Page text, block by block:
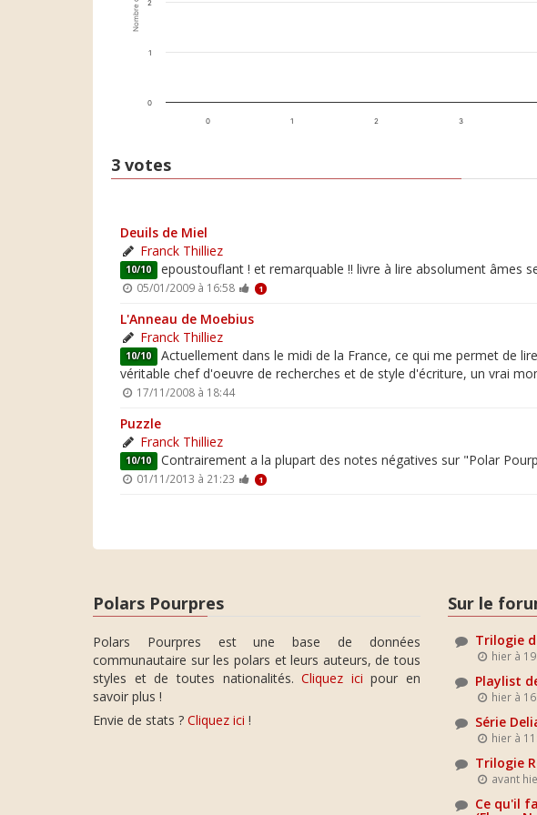
0 1 2 3
0
1
2
3 votes
Deuils de Miel
Franck Thilliez
10/10 epoustouflant ! et remarquable !! livre à lire absolument âmes
05/01/2009 à 16:58 1
L'Anneau de Moebius
Franck Thilliez
10/10 Actuellement dans le midi de la France, ce qui me permet de
véritable chef d'oeuvre de recherches et de style d'écriture, un vrai
17/11/2008 à 18:44
Puzzle
Franck Thilliez
10/10 Contrairement a la plupart des notes négatives sur "Polar
01/11/2013 à 21:23 1
Polars Pourpres
Polars Pourpres est une base de données
communautaire sur les polars et leurs auteurs, de tous
styles et de toutes nationalités.Cliquez ici pour en
savoir plus !
Envie de stats ? Cliquez ici !
Sur le
Trilogie
hier à
Playlist
hier à
Série
hier à
Trilogie
avant
Ce qu'il